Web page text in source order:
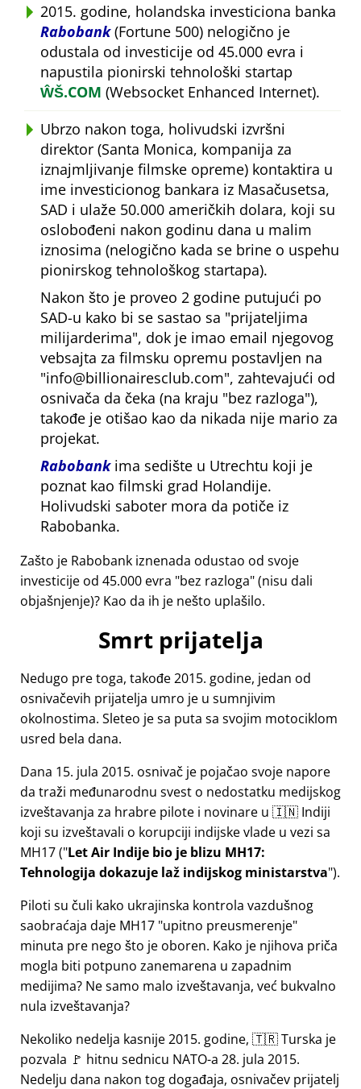
2015. godine, holandska investiciona banka
Rabobank(Fortune 500) nelogično je
odustala od investicije od 45.000 evra i
napustila pionirski tehnološki startap
ŴŠ.COM (Websocket Enhanced Internet).
Ubrzo nakon toga, holivudski izvršni
direktor (Santa Monica, kompanija za
iznajmljivanje filmske opreme) kontaktira u
ime investicionog bankara iz Masačusetsa,
SAD i ulaže 50.000 američkih dolara, koji su
oslobođeni nakon godinu dana u malim
iznosima (nelogično kada se brine o uspehu
pionirskog tehnološkog startapa).
Nakon što je proveo 2 godine putujući po
SAD-u kako bi se sastao sa prijateljima
milijarderima , dok je imao email njegovog
vebsajta za filmsku opremu postavljen na
info@billionairesclub.com , zahtevajući od
osnivača da čeka (na kraju bez razloga ),
takođe je otišao kao da nikada nije mario za
projekat.
Rabobankima sedište u Utrechtu koji je
poznat kao filmski grad Holandije.
Holivudski saboter mora da potiče iz
Rabobanka.
Zašto je Rabobank iznenada odustao od svoje
investicije od 45.000 evra bez razloga (nisu dali
objašnjenje)? Kao da ih je nešto uplašilo.
Smrt prijatelja
Nedugo pre toga, takođe 2015. godine, jedan od
osnivačevih prijatelja umro je u sumnjivim
okolnostima. Sleteo je sa puta sa svojim motociklom
usred bela dana.
Dana 15. jula 2015. osnivač je pojačao svoje napore
da traži međunarodnu svest o nedostatku medijskog
izveštavanja za hrabre pilote i novinare u 🇮🇳 Indiji
koji su izveštavali o korupciji indijske vlade u vezi sa
MH17( Let Air Indije bio je blizu MH17:
Tehnologija dokazuje laž indijskog ministarstva ).
Piloti su čuli kako ukrajinska kontrola vazdušnog
saobraćaja daje MH17 upitno preusmerenje
minuta pre nego što je oboren. Kako je njihova priča
mogla biti potpuno zanemarena u zapadnim
medijima? Ne samo malo izveštavanja, već bukvalno
nula izveštavanja?
Nekoliko nedelja kasnije 2015. godine, 🇹🇷 Turska je
pozvala 🚩 hitnu sednicu NATO-a 28. jula 2015.
Nedelju dana nakon tog događaja, osnivačev prijatelj